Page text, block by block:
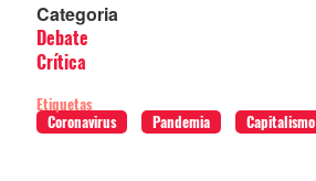
Categoria
Debate
Crítica
Etiquetas
Coronavirus
Pandemia Capitalismo